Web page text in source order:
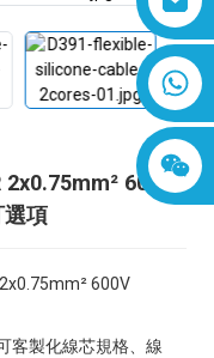
600V
選項
600V
客製化線芯規格、線